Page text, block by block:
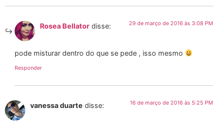
Rosea Bellator disse: 29 de março de 2016 às 3:08 PM
pode misturar dentro do que se pede , isso mesmo
Responder
vanessa duarte disse: 16 de março de 2016 às 5:25 PM